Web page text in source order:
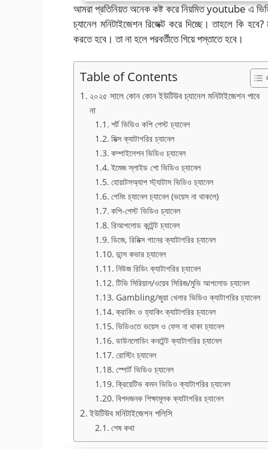
আমরা প্রতিনিয়ত অনেক কষ্ট করে নিয়মিত youtube এ
চ্যানেল মনিটাইজেশন রিজেক্ট করে দিচ্ছে। তাহলে কি
করতে হবে। তা না হলে পরবর্তীতে গিয়ে পস্তাতে হবে।
Table of Contents
২০২৫ সালে কোন কোন ইউটিউব চ্যানেল মনিটাইজেশন পাবে
না
শর্ট ভিডিও কপি পেস্ট চ্যানেল
মিক্স ক্যাটাগরির চ্যানেল
কম্পাইলেশন ভিডিও চ্যানেল
ইমেজ স্লাইড শো ভিডিও চ্যানেল
হোয়াটসঅ্যাপ স্ট্যাটাস ভিডিও চ্যানেল
গেমিং চ্যানেল চ্যানেল (ভয়েস না থাকলে)
কপি-পেস্ট ভিডিও চ্যানেল
রিআপলোড কন্টেন্ট চ্যানেল
ডিজে, রিমিক্স গানের ক্যাটাগরির চ্যানেল
ডান্স কভার চ্যানেল
নিউজ রিডিং ক্যাটাগরির চ্যানেল
টিভি সিরিয়াল/ওয়েব সিরিজ/মুভি আপলোড চ্যানেল
Gambling/জুয়া খেলার ভিডিও ক্যাটাগরির চ্যানেল
ক্রাকিং ও হ্যাকিং ক্যাটাগরির চ্যানেল
ভিডিওতে ভয়েস ও ফেস না থাকা চ্যানেল
ডাউনলোডিং কনটেন্ট ক্যাটাগরির চ্যানেল
রোস্টিং চ্যানেল
স্পোর্ট ভিডিও চ্যানেল
ক্রিয়েটিভ কমন ভিডিও ক্যাটাগরির চ্যানেল
বিপদজনক শিক্ষামূলক ক্যাটাগরির চ্যানেল
ইউটিউব মনিটাইজেশন পলিসি
শেষ কথা